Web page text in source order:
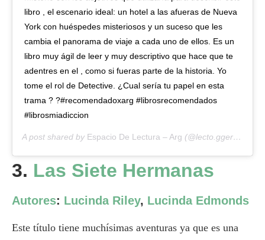
libro , el escenario ideal: un hotel a las afueras de Nueva
York con huéspedes misteriosos y un suceso que les
cambia el panorama de viaje a cada uno de ellos. Es un
libro muy ágil de leer y muy descriptivo que hace que te
adentres en el , como si fueras parte de la historia. Yo
tome el rol de Detective. ¿Cual sería tu papel en esta
trama ? ?#recomendadoxarg #librosrecomendados
#librosmiadiccion
A post shared by Espacio De Lectura – Arg (@lecto.gger) on
3. Las Siete Hermanas
Autores: Lucinda Riley, Lucinda Edmonds
Este título tiene muchísimas aventuras ya que es una